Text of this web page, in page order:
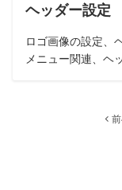
ヘッダー設定
ロゴ画像の設定、
メニュー関連、ヘ